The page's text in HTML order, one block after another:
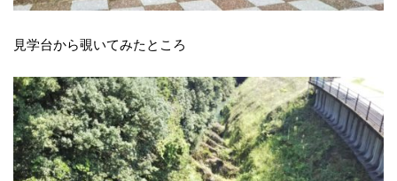
見学台から覗いてみたところ